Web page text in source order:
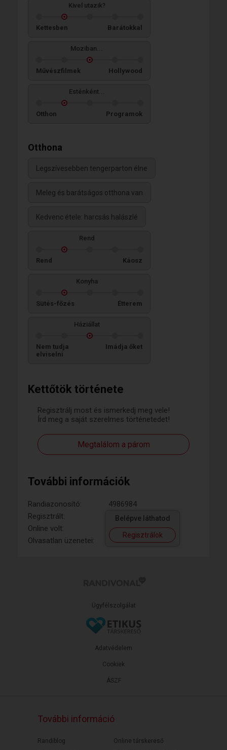
Kettőtök története
Regisztrálj most és ismerkedj meg vele!
Írd meg a saját szerelmes történetedet!
Megtalálom a párom
További információk
Randiazonosító:
4986984
Regisztrált:
Online volt:
Olvasatlan üzenetei:
Belépve láthatod
Regisztrálok
Kivel utazik?
Kettesben Barátokkal
Moziban...
Művészfilmek Hollywood
Esténként...
Otthon Programok
Otthona
Legszívesebben tengerparton élne
Meleg és barátságos otthona van
Kedvenc étele: harcsás halászlé
Rend
Rend Káosz
Konyha
Sütés-főzés Étterem
Háziállat
Nem tudja
elviselni
Imádja őket
Ügyfélszolgálat
ÁSZF
Adatvédelem
Cookiek
További információ
Randiblog
Online társkereső